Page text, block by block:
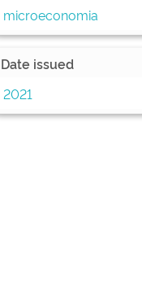
microeconomia
Date issued
2021